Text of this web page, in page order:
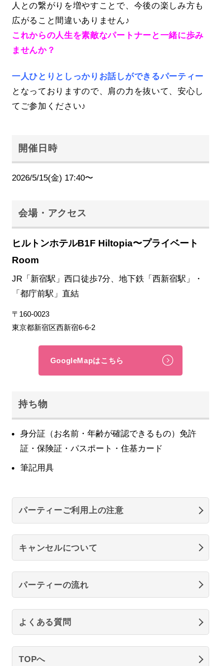
人との繋がりを増やすことで、今後の楽しみ方も
広がること間違いありません♪
これからの人生を素敵なパートナーと一緒に歩み
ませんか？
一人ひとりとしっかりお話しができるパーティー
となっておりますので、肩の力を抜いて、安心し
てご参加ください♪
開催日時
2026/5/15(金) 17:40〜
会場・アクセス
ヒルトンホテルB1F Hiltopia〜プライベート
Room
JR「新宿駅」西口徒歩7分、地下鉄「西新宿駅」・
「都庁前駅」直結
〒160-0023
東京都新宿区西新宿6-6-2
GoogleMapはこちら
持ち物
身分証（お名前・年齢が確認できるもの）免許
証・保険証・パスポート・住基カード
筆記用具
パーティーご利用上の注意
キャンセルについて
パーティーの流れ
よくある質問
TOPへ